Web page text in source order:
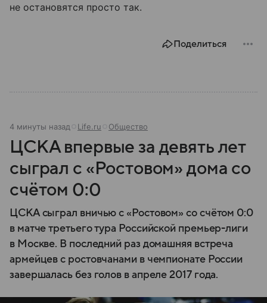
не остановятся просто так.
Поделиться
4 минуты назад Life.ru Общество
ЦСКА впервые за девять лет
сыграл с «Ростовом» дома со
счётом 0:0
ЦСКА сыграл вничью с «Ростовом» со счётом 0:0
в матче третьего тура Российской премьер-лиги
в Москве. В последний раз домашняя встреча
армейцев с ростовчанами в чемпионате России
завершалась без голов в апреле 2017 года.